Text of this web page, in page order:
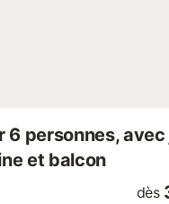
6 personnes,
et balcon
dès